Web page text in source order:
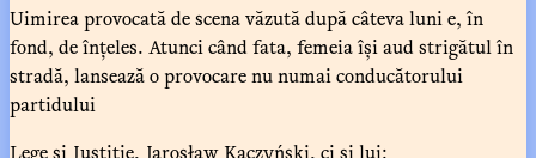
Uimirea provocată de scena văzută după câteva luni e, în
fond, de înțeles. Atunci când fata, femeia își aud strigătul în
stradă, lansează o provocare nu numai conducătorului
partidului
Lege și Justiție, Jarosław Kaczyński, ci și lui: